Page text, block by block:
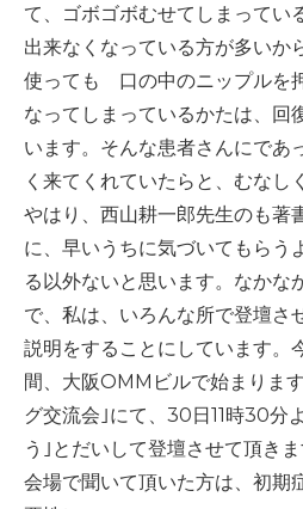
て、ゴボゴボむせてしまってい
出来なくなっている方が多いか
使っても 口の中のニップルを
なってしまっているかたは、回
います。そんな患者さんにであ
く来てくれていたらと、むなし
やはり、西山耕一郎先生のも著
に、早いうちに気づいてもらう
る以外ないと思います。なかな
で、私は、いろんな所で登壇さ
説明をすることにしています。
間、大阪OMMビルで始まりま
グ交流会｣にて、30日11時30分
う｣とだいして登壇させて頂きま
会場で聞いて頂いた方は、初期